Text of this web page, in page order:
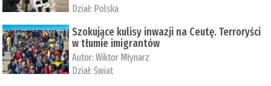
Dział: Polska
Szokujące kulisy inwazji na Ceutę. Terroryści
w tłumie imigrantów
Autor:Wiktor Młynarz
Dział:Świat